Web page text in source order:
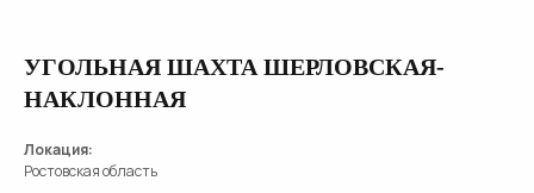
УГОЛЬНАЯ ШАХТА ШЕРЛОВСКАЯ-
НАКЛОННАЯ
Локация:
Ростовская область